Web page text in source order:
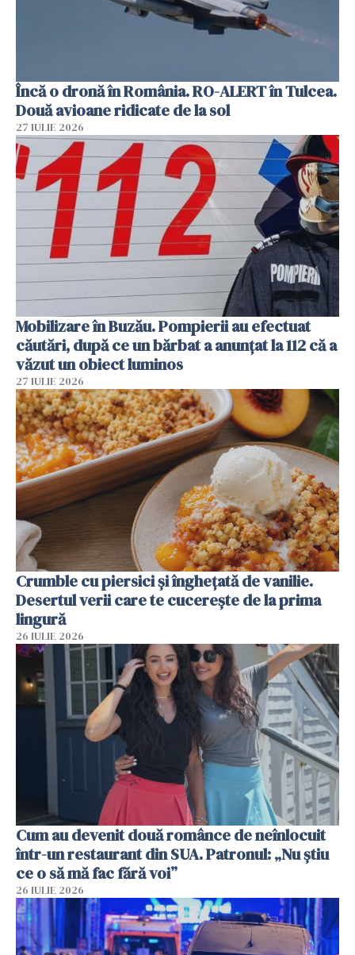
Încă o dronă în România. RO-ALERT în Tulcea.
Două avioane ridicate de la sol
27 IULIE 2026
Mobilizare în Buzău. Pompierii au efectuat
căutări, după ce un bărbat a anunțat la 112 că a
văzut un obiect luminos
27 IULIE 2026
Crumble cu piersici și înghețată de vanilie.
Desertul verii care te cucerește de la prima
lingură
26 IULIE 2026
Cum au devenit două românce de neînlocuit
într-un restaurant din SUA. Patronul: „Nu știu
ce o să mă fac fără voi”
26 IULIE 2026